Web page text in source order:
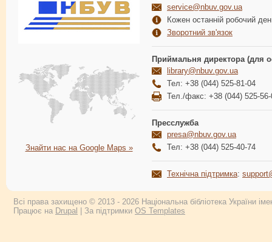
Знайти нас на Google Maps »
service@nbuv.gov.ua
Кожен останній робочий
Зворотний зв'язок
Приймальня директора (для
library@nbuv.gov.ua
Тел: +38 (044) 525-81-04
Тел./факс: +38 (044) 525-56-
Пресслужба
presa@nbuv.gov.ua
Тел: +38 (044) 525-40-74
Технічна підтримка:
Всі права захищено © 2013 - 2026 Національна бібліотека України
Працює на Drupal | За підтримки OS Templates